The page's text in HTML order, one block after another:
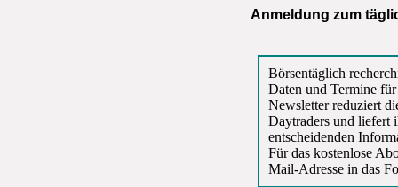
Anmeldung zum
Börsentäglich
Daten und Termine
Newsletter reduziert
Daytraders und liefert
entscheidenden
Für das kostenlose
Mail-Adresse in das